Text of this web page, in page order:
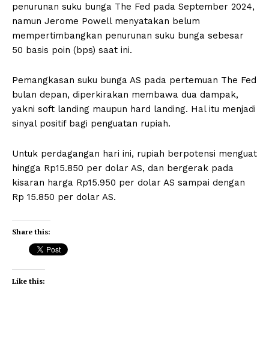
penurunan suku bunga The Fed pada September 2024,
namun Jerome Powell menyatakan belum
mempertimbangkan penurunan suku bunga sebesar
50 basis poin (bps) saat ini.
Pemangkasan suku bunga AS pada pertemuan The Fed
bulan depan, diperkirakan membawa dua dampak,
yakni soft landing maupun hard landing. Hal itu menjadi
sinyal positif bagi penguatan rupiah.
Untuk perdagangan hari ini, rupiah berpotensi menguat
hingga Rp15.850 per dolar AS, dan bergerak pada
kisaran harga Rp15.950 per dolar AS sampai dengan
Rp 15.850 per dolar AS.
Share this:
Like this: